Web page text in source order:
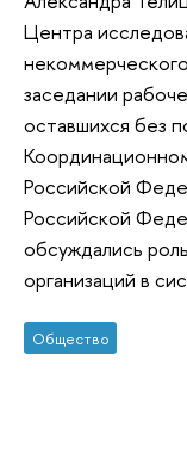
Центра
заседании
оставшихся без
Российской
Российской
обсуждались
организаций в
Общество